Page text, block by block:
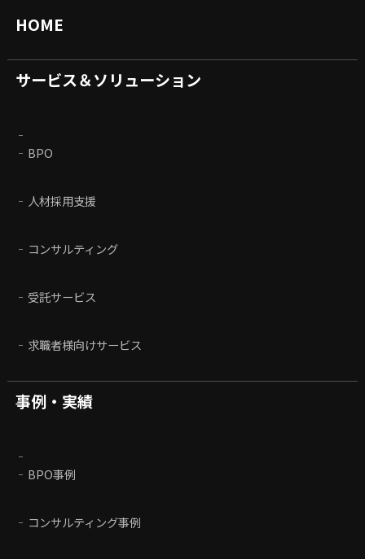
HOME
サービス＆ソリューション
BPO
人材採用支援
コンサルティング
受託サービス
求職者様向けサービス
事例・実績
BPO事例
コンサルティング事例